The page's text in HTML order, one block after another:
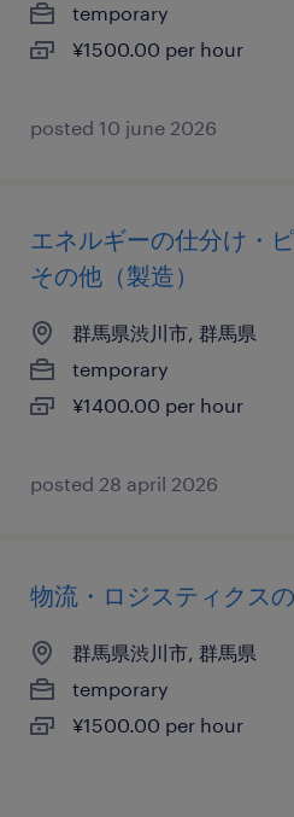
temporary
¥1500.00 per hour
posted 10 june 2026
エネルギーの仕分け・
その他（製造）
群馬県渋川市, 群馬県
temporary
¥1400.00 per hour
posted 28 april 2026
物流・ロジスティクス
群馬県渋川市, 群馬県
temporary
¥1500.00 per hour